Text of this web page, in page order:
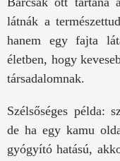
látnák a
hanem egy fajta
életben, hogy
társadalomnak.
Szélsőséges példa:
de ha egy kamu
gyógyító hatású,